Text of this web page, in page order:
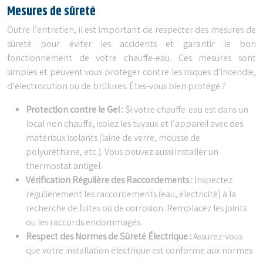
Mesures de sûreté
Outre l’entretien, il est important de respecter des mesures de
sûreté pour éviter les accidents et garantir le bon
fonctionnement de votre chauffe-eau. Ces mesures sont
simples et peuvent vous protéger contre les risques d’incendie,
d’électrocution ou de brûlures. Êtes-vous bien protégé ?
Protection contre le Gel :Si votre chauffe-eau est dans un
local non chauffé, isolez les tuyaux et l’appareil avec des
matériaux isolants (laine de verre, mousse de
polyuréthane, etc.). Vous pouvez aussi installer un
thermostat antigel.
Vérification Régulière des Raccordements : Inspectez
régulièrement les raccordements (eau, électricité) à la
recherche de fuites ou de corrosion. Remplacez les joints
ou les raccords endommagés.
Respect des Normes de Sûreté Électrique :Assurez-vous
que votre installation électrique est conforme aux normes